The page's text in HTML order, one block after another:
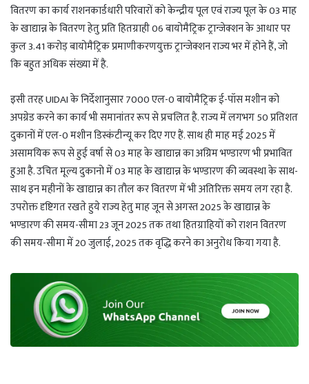
वितरण का कार्य राशनकार्डधारी परिवारों को केन्द्रीय पूल एवं राज्य पूल के 03 माह
के खाद्यान्न के वितरण हेतु प्रति हितग्राही 06 बायोमैट्रिक ट्रान्जेक्शन के आधार पर
कुल 3.41 करोड़ बायोमैट्रिक प्रमाणीकरणयुक्त ट्रान्जेक्शन राज्य भर में होने हैं, जो
कि बहुत अधिक संख्या में है.
इसी तरह UIDAI के निर्देशानुसार 7000 एल-0 बायोमैट्रिक ई-पॉस मशीन को
अपग्रेड करने का कार्य भी समानांतर रूप से प्रचलित है. राज्य में लगभग 50 प्रतिशत
दुकानों में एल-0 मशीन डिस्कंटीन्यू कर दिए गए हैं. साथ ही माह मई 2025 में
असामयिक रूप से हुई वर्षा से 03 माह के खाद्यान्न का अग्रिम भण्डारण भी प्रभावित
हुआ है. उचित मूल्य दुकानो में 03 माह के खाद्यान्न के भण्डारण की व्यवस्था के साथ-
साथ इन महीनों के खाद्यान्न का तौल कर वितरण में भी अतिरिक्त समय लग रहा है.
उपरोक्त दृष्टिगत रखते हुये राज्य हेतु माह जून से अगस्त 2025 के खाद्यान्न के
भण्डारण की समय-सीमा 23 जून 2025 तक तथा हितग्राहियों को राशन वितरण
की समय-सीमा में 20 जुलाई, 2025 तक वृद्धि करने का अनुरोध किया गया है.